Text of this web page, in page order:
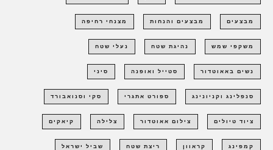
מבצעים מבצעים והנחות מצנחי רחיפה
משקפי שמש נהיגת שטח נעלי שטח
נשים באאוטדור סטייל ואופנה סיני
סנפלינג וקניונינג ספורט אתגרי סקי וסנואבורד
ציוד טיולים צילום אאוטדור צלילה קיאקים
קמפינג קראוון ריצת שטח שביל ישראל